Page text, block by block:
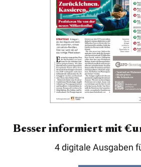
Besser informiert mit
4 digitale Ausgaben